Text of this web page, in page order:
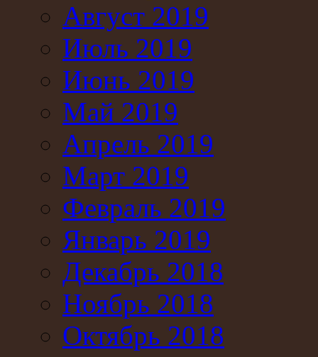
Август 2019
Июль 2019
Июнь 2019
Май 2019
Апрель 2019
Март 2019
Февраль 2019
Январь 2019
Декабрь 2018
Ноябрь 2018
Октябрь 2018